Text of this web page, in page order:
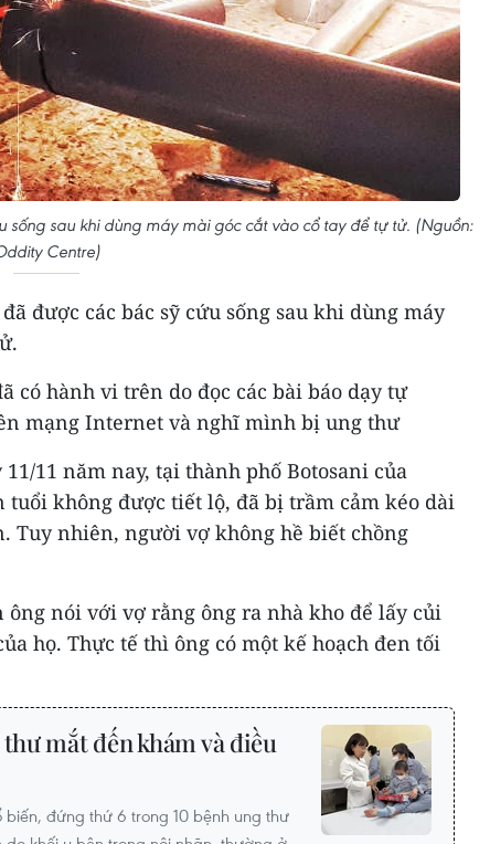
sau khi dùng máy mài góc cắt vào cổ tay để tự tử. (Nguồn:
Centre)
được các bác sỹ cứu sống sau khi dùng máy
có hành vi trên do đọc các bài báo dạy tự
mạng Internet và nghĩ mình bị ung thư
11 năm nay, tại thành phố Botosani của
tuổi không được tiết lộ, đã bị trầm cảm kéo dài
Tuy nhiên, người vợ không hề biết chồng
ông nói với vợ rằng ông ra nhà kho để lấy củi
họ. Thực tế thì ông có một kế hoạch đen tối
mắt đến khám và điều
đứng thứ 6 trong 10 bệnh ung thư